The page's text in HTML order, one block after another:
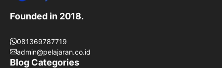
Founded in 2018.
081369787719
admin@pelajaran.co.id
Blog Categories